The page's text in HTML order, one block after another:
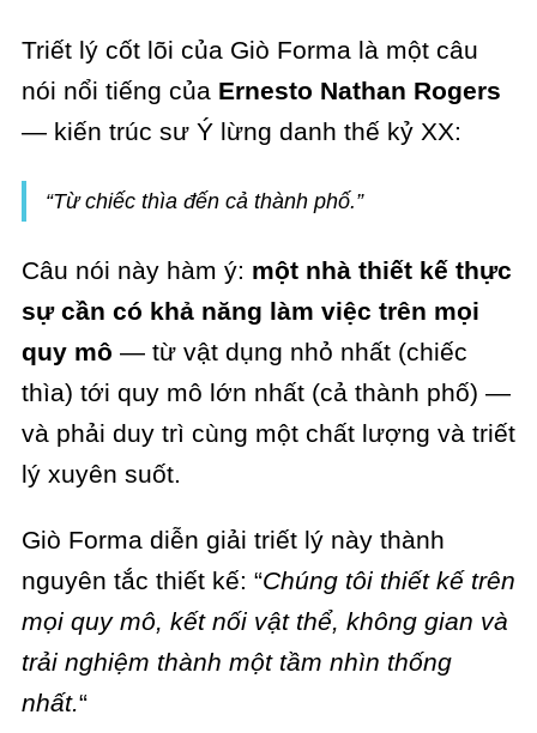
Triết lý cốt lõi của Giò Forma là một câu
nói nổi tiếng của Ernesto Nathan Rogers
— kiến trúc sư Ý lừng danh thế kỷ XX:
“Từ chiếc thìa đến cả thành phố.”
Câu nói này hàm ý: một nhà thiết kế thực
sự cần có khả năng làm việc trên mọi
quy mô — từ vật dụng nhỏ nhất (chiếc
thìa) tới quy mô lớn nhất (cả thành phố) —
và phải duy trì cùng một chất lượng và triết
lý xuyên suốt.
Giò Forma diễn giải triết lý này thành
nguyên tắc thiết kế: “Chúng tôi thiết kế trên
mọi quy mô, kết nối vật thể, không gian và
trải nghiệm thành một tầm nhìn thống
nhất.“